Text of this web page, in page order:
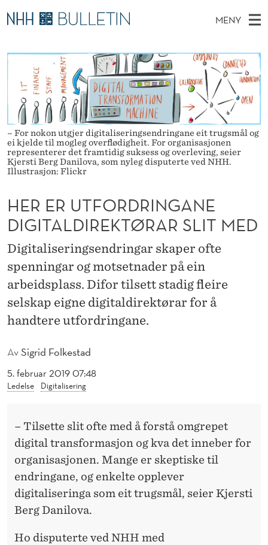
H
E
R
E
R
U
T
F
R
D
R
N
G
N
E
MENY
O
D
M
E
N
Y
Ø
K
N
T
T
D
E
T
Stipendiater og nye forskerprofiler
Disputaser
Ekspertutvalg
Om Bulletin
– For nokon utgjer digitaliseringsendringane eit trugsmål og
ei kjelde til mogleg overflødigheit. For organisasjonen
representerer det framtidig suksess og overleving, seier
Kjersti Berg Danilova, som nyleg disputerte ved NHH.
Illustrasjon: Flickr
AvSigrid Folkestad
5. februar 2019 07:48
Ledelse Digitalisering
HER ER UTFORDRINGANE
DIGITALDIREKTØRAR SLIT MED
Digitaliseringsendringar skaper ofte
spenningar og motsetnader på ein
arbeidsplass. Difor tilsett stadig fleire
selskap eigne digitaldirektørar for å
handtere utfordringane.
– Tilsette slit ofte med å forstå omgrepet
digital transformasjon og kva det inneber for
organisasjonen. Mange er skeptiske til
endringane, og enkelte opplever
digitaliseringa som eit trugsmål, seier Kjersti
Berg Danilova.
Ho disputerte ved NHH med